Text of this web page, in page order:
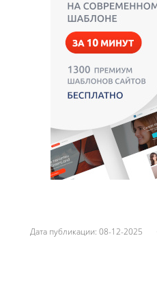
Дата публикации: 08-12-2025